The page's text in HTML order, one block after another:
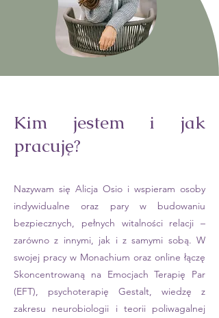
Kim jestem i jak
pracuję?
Nazywam się Alicja Osio i wspieram osoby
indywidualne oraz pary w budowaniu
bezpiecznych, pełnych witalności relacji –
zarówno z innymi, jak i z samymi sobą. W
swojej pracy w Monachium oraz online łączę
Skoncentrowaną na Emocjach Terapię Par
(EFT), psychoterapię Gestalt, wiedzę z
zakresu neurobiologii i teorii poliwagalnej